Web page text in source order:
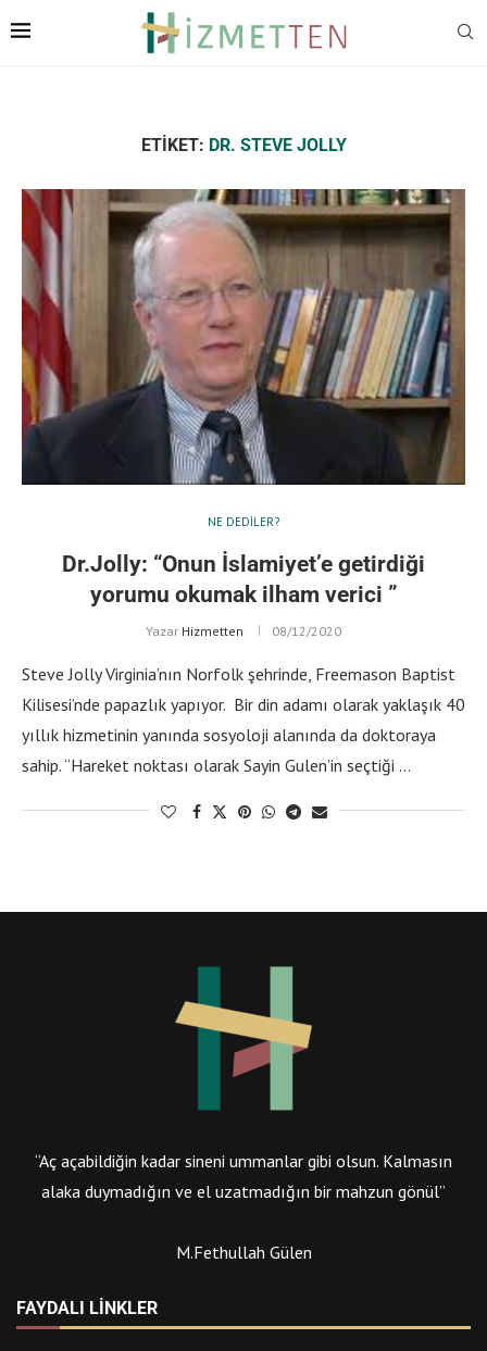
ETIKET: DR. STEVE JOLLY
NE DEDILER?
Dr.Jolly: “Onun İslamiyet’e getirdiği
yorumu okumak ilham verici ”
Yazar Hizmetten 08/12/2020
Steve Jolly Virginia’nın Norfolk şehrinde, Freemason Baptist
Kilisesi’nde papazlık yapıyor. Bir din adamı olarak yaklaşık 40
yıllık hizmetinin yanında sosyoloji alanında da doktoraya
sahip. “Hareket noktası olarak Sayin Gulen’in seçtiği …
“Aç açabildiğin kadar sineni ummanlar gibi olsun. Kalmasın
alaka duymadığın ve el uzatmadığın bir mahzun gönül”
M.Fethullah Gülen
FAYDALI LINKLER